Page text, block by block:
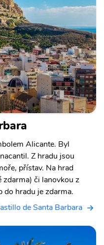
Alicante. Byl
Z hradu jsou
přístav. Na hrad
zdarma) či lanovkou z
do hradu je zdarma.
de Santa Barbara